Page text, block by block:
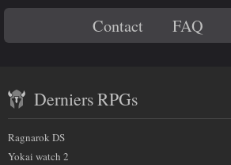
h
p
)
:
Titre 4
Code
plus
sur
nous
Contact FAQ
récent
et
partenaires
Derniers RPGs
Ragnarok DS
Yokai watch 2